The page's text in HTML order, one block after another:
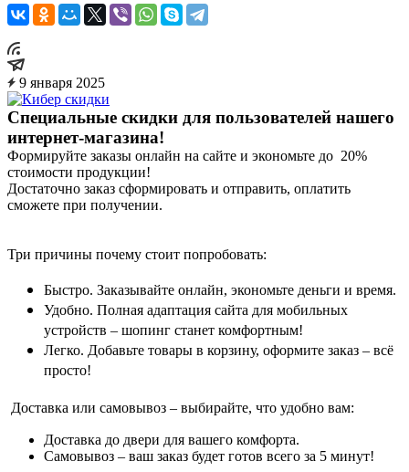
9 января 2025
Специальные скидки для пользователей нашего
интернет-магазина!
Формируйте заказы онлайн на сайте и экономьте до 20%
стоимости продукции!
Достаточно заказ сформировать и отправить, оплатить
сможете при получении.
Три причины почему стоит попробовать:
Быстро. Заказывайте онлайн, экономьте деньги и время.
Удобно. Полная адаптация сайта для мобильных
устройств – шопинг станет комфортным!
Легко. Добавьте товары в корзину, оформите заказ – всё
просто!
Доставка или самовывоз – выбирайте, что удобно вам:
Доставка до двери для вашего комфорта.
Самовывоз – ваш заказ будет готов всего за 5 минут!